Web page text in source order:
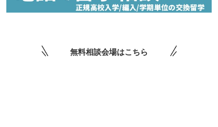
無料相談会場はこちら